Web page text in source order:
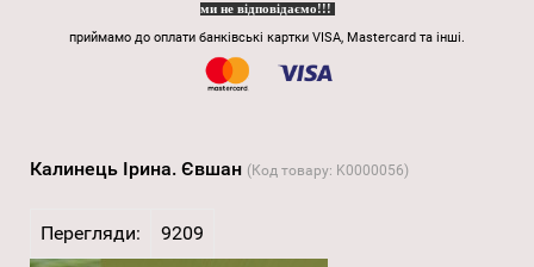
ми не відповідаємо!!!
приймамо до оплати банківські картки VISA, Mastercard та інші.
Калинець Ірина. Євшан (Код товару: K0000056)
Перегляди: 9209